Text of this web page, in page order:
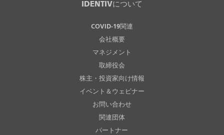
IDENTIVについて
COVID-19関連
会社概要
マネジメント
取締役会
株主・投資家向け情報
イベント＆ウェビナー
お問い合わせ
関連団体
パートナー